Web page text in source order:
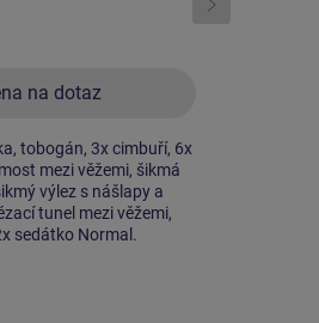
na dotaz
tobogán, 3x cimbuří, 6x
mezi věžemi, šikmá
výlez s nášlapy a
tunel mezi věžemi,
sedátko Normal.